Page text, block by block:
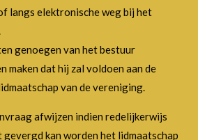
langs elektronische weg bij het
genoegen van het bestuur
maken dat hij zal voldoen aan de
van de vereniging.
afwijzen indien redelijkerwijs
kan worden het lidmaatschap